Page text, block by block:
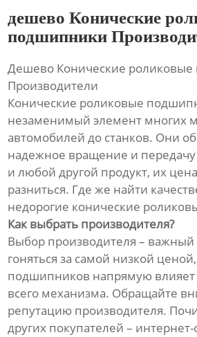
дешево Конические
подшипники
Дешево Конические
Производители
Конические роликовые
незаменимый элемент многих
автомобилей до станков. Они
надежное вращение и передачу
и любой другой продукт, их
разниться. Где же найти
недорогие конические
Как выбрать производителя?
Выбор производителя – важный
гоняться за самой низкой
подшипников напрямую влияет
всего механизма. Обращайте
репутацию производителя.
других покупателей –